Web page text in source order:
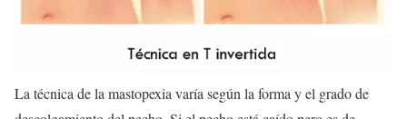
La técnica de la mastopexia varía según la forma y el grado de